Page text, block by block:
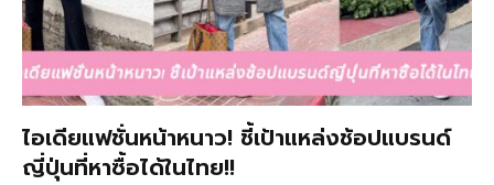
ไอเดียแฟชั่นหน้าหนาว! ชี้เป้าแหล่งช้อปแบรนด์
ญี่ปุ่นที่หาซื้อได้ในไทย!!